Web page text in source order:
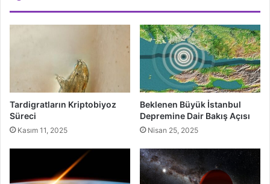
Tardigratların Kriptobiyoz
Süreci
Kasım 11, 2025
Beklenen Büyük İstanbul
Depremine Dair Bakış Açısı
Nisan 25, 2025